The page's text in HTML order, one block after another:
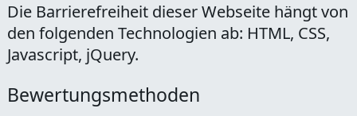
Die Barrierefreiheit dieser Webseite hängt von
den folgenden Technologien ab: HTML, CSS,
Javascript, jQuery.
Bewertungsmethoden